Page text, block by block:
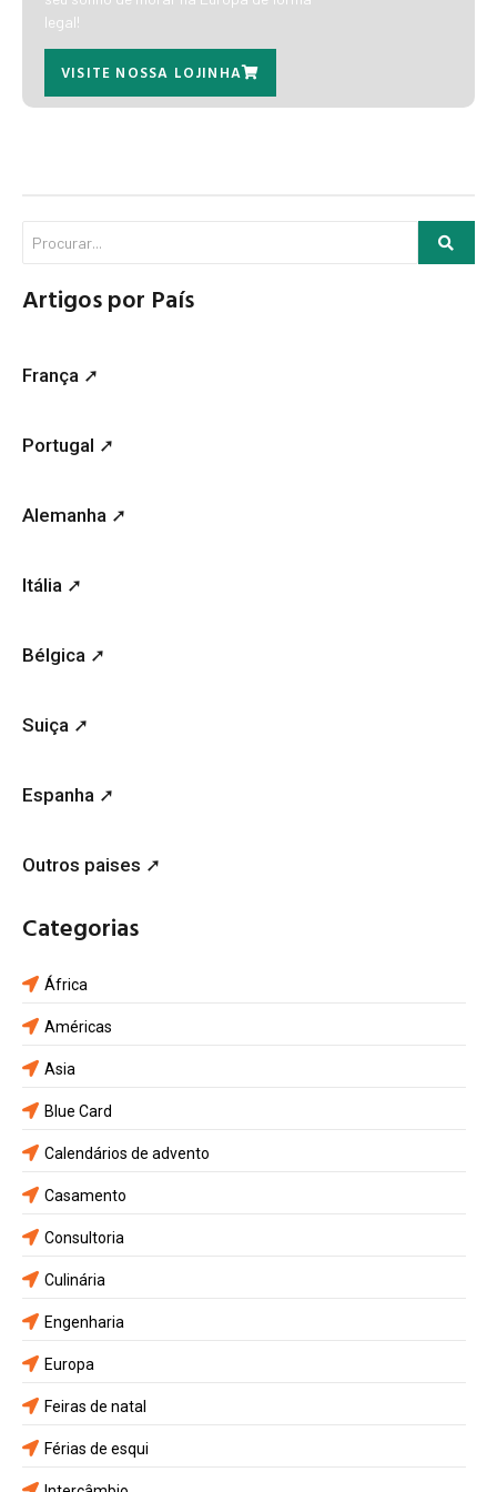
legal!
VISITE NOSSA LOJINHA
Artigos por País
França ➚
Portugal ➚
Alemanha ➚
Itália ➚
Bélgica ➚
Suiça ➚
Espanha ➚
Outros paises ➚
Categorias
África
Américas
Asia
Blue Card
Calendários de advento
Casamento
Consultoria
Culinária
Engenharia
Europa
Feiras de natal
Férias de esqui